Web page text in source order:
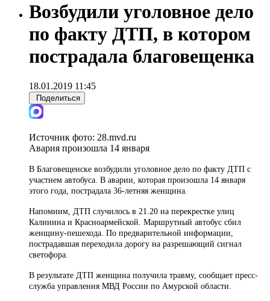
Возбудили уголовное дело
по факту ДТП, в котором
пострадала благовещенка
18.01.2019 11:45
Поделиться
Источник фото: 28.mvd.ru
Авария произошла 14 января
В Благовещенске возбудили уголовное дело по факту ДТП с
участием автобуса. В аварии, которая произошла 14 января
этого года, пострадала 36-летняя женщина.
Напомним, ДТП случилось в 21.20 на перекрестке улиц
Калинина и Красноармейской. Маршрутный автобус сбил
женщину-пешехода. По предварительной информации,
пострадавшая переходила дорогу на разрешающий сигнал
светофора.
В результате ДТП женщина получила травму, сообщает пресс-
служба управления МВД России по Амурской области.